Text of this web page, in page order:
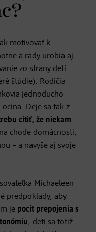
motivovať k
a rady urobia aj
zo strany detí
štúdie). Rodičia
jednoducho
Deje sa tak z
cítiť, že niekam
chode domácnosti,
– a navyše aj svoje
Michaeleen
predpoklady, aby
je pocit prepojenia s
, deti sa totiž